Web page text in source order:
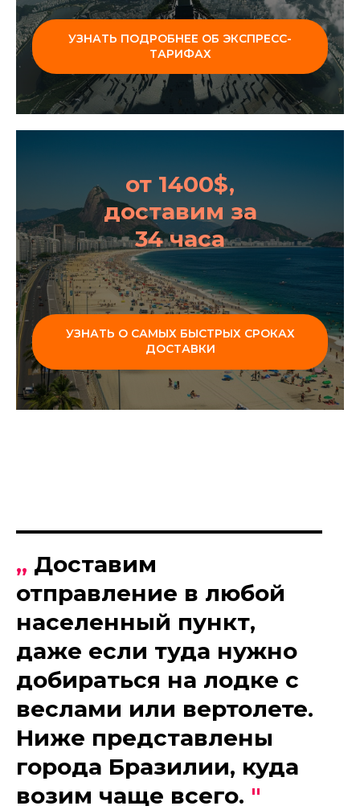
УЗНАТЬ ПОДРОБНЕЕ ОБ ЭКСПРЕСС-
ТАРИФАХ
от 1400$,
доставим за
34 часа
УЗНАТЬ О САМЫХ БЫСТРЫХ СРОКАХ
ДОСТАВКИ
„ Доставим
отправление в любой
населенный пункт,
даже если туда нужно
добираться на лодке с
веслами или вертолете.
Ниже представлены
города Бразилии, куда
возим чаще всего. "